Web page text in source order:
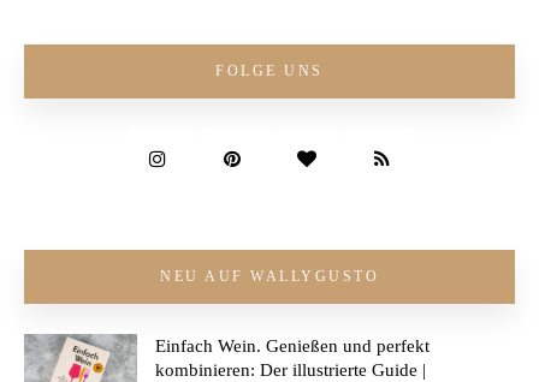
FOLGE UNS
NEU AUF WALLYGUSTO
Einfach Wein. Genießen und perfekt
kombinieren: Der illustrierte Guide |